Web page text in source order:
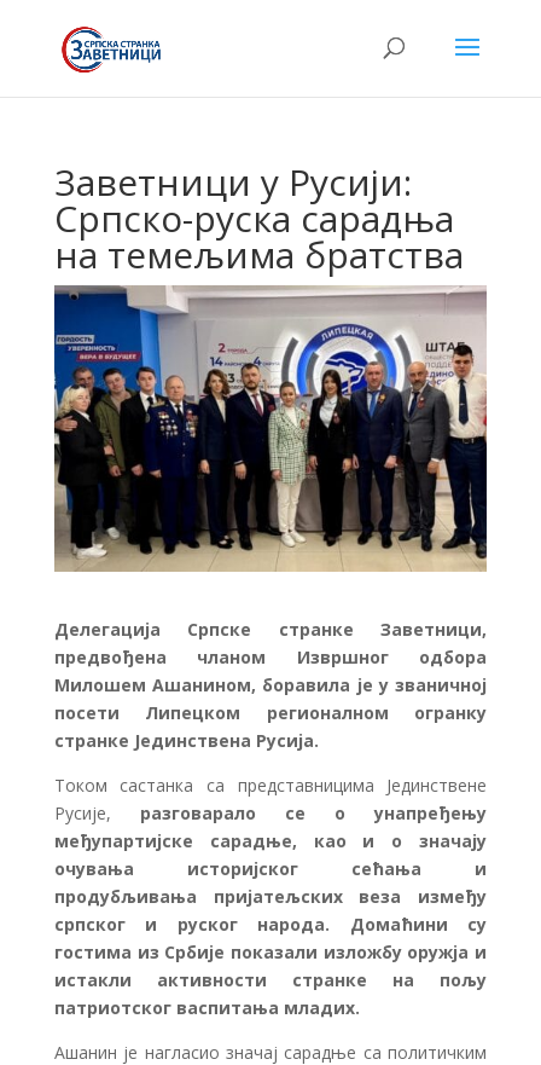
Заветници у Русији:
Српско-руска сарадња
на темељима братства
Делегација Српске странке Заветници,
предвођена чланом Извршног одбора
Милошем Ашанином, боравила је у званичној
посети Липецком регионалном огранку
странке Јединствена Русија.
Током састанка са представницима Јединствене
Русије, разговарало се о унапређењу
међупартијске сарадње, као и о значају
очувања историјског сећања и
продубљивања пријатељских веза између
српског и руског народа. Домаћини су
гостима из Србије показали изложбу оружја и
истакли активности странке на пољу
патриотског васпитања младих.
Ашанин је нагласио значај сарадње са политичким